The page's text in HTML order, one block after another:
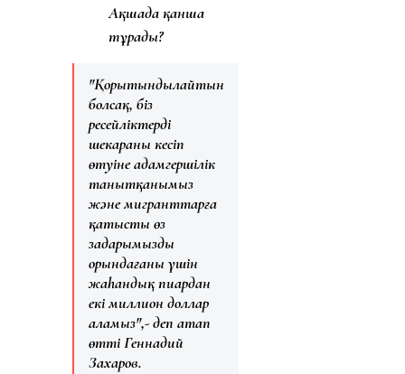
Ақшада қанша
тұрады?
"Қорытындылайтын
болсақ, біз
ресейліктердің
шекараны кесіп
өтуіне адамгершілік
танытқанымыз
және мигранттарға
қатысты өз
заңдарымызды
орындағаны үшін
жаһандық пиардан
екі миллион доллар
аламыз",- деп атап
өтті Геннадий
Захаров.